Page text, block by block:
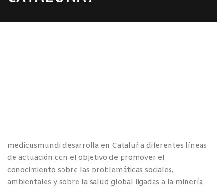
medicusmundi desarrolla en Cataluña diferentes líneas
de actuación con el objetivo de promover el
conocimiento sobre las problemáticas sociales,
ambientales y sobre la salud global ligadas a la minería